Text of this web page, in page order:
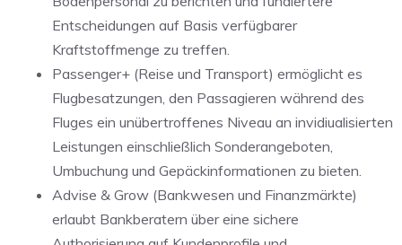
Entscheidungen auf Basis verfügbarer
Kraftstoffmenge zu treffen.
Passenger+ (Reise und Transport) ermöglicht es
Flugbesatzungen, den Passagieren während des
Fluges ein unübertroffenes Niveau an invidiualisierten
Leistungen einschließlich Sonderangeboten,
Umbuchung und Gepäckinformationen zu bieten.
Advise & Grow (Bankwesen und Finanzmärkte)
erlaubt Bankberatern über eine sichere